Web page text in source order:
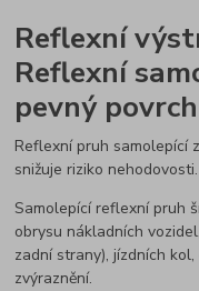
Reflexní
Reflexní
pevný
Reflexní pruh samolepící
snižuje riziko nehodovosti.
Samolepící reflexní pruh
obrysu nákladních
zadní strany), jízdních
zvýraznění.